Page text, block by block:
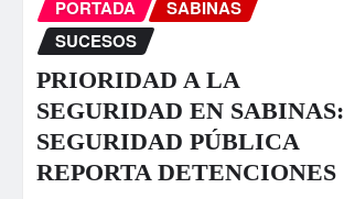
PORTADA
SABINAS
SUCESOS
PRIORIDAD A LA
SEGURIDAD EN SABINAS:
SEGURIDAD PÚBLICA
REPORTA DETENCIONES